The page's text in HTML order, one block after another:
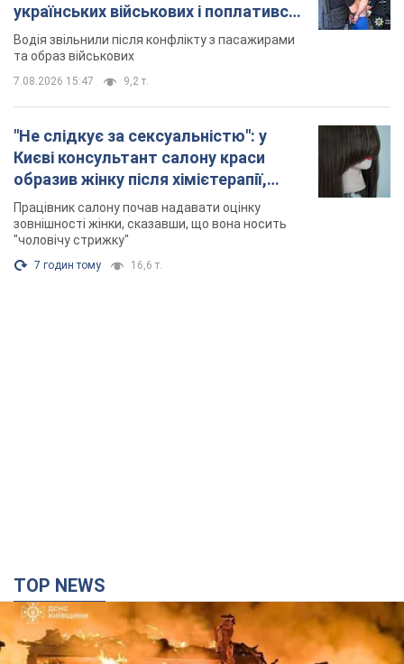
українських військових і поплатився.
Відео
Водія звільнили після конфлікту з пасажирами
та образ військових
7.08.2026 15:47 9,2 т.
"Не слідкує за сексуальністю": у
Києві консультант салону краси
образив жінку після хімієтерапії,
розгорівся скандал. Фото
Працівник салону почав надавати оцінку
зовнішності жінки, сказавши, що вона носить
"чоловічу стрижку"
7 годин тому 16,6 т.
TOP NEWS